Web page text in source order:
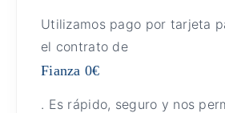
Utilizamos pago por tarjeta
el contrato de
Fianza 0€
. Es rápido, seguro y nos